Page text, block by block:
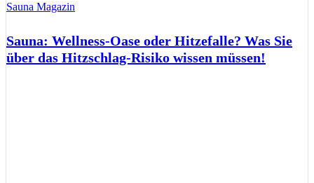
Sauna Magazin
Sauna: Wellness-Oase oder Hitzefalle? Was Sie
über das Hitzschlag-Risiko wissen müssen!